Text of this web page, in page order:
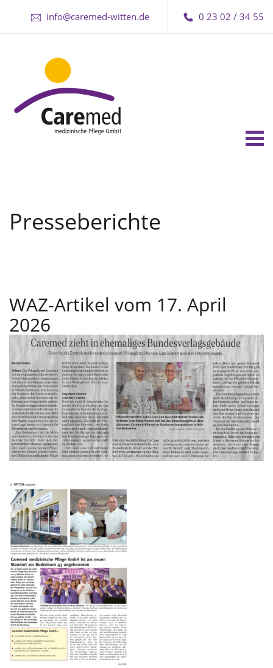
0 23 02 / 34 55
info@caremed-witten.de
Presseberichte
WAZ-Artikel vom 17. April
2026